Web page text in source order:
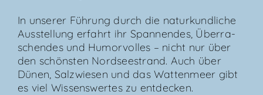
In unse­rer Füh­rung durch die natur­kund­li­che
Aus­stel­lung erfahrt ihr Span­nen­des, Über­ra­
schen­des und Humor­vol­les – nicht nur über
den schöns­ten Nord­see­strand. Auch über
Dünen, Salz­wie­sen und das Wat­ten­meer gibt
es viel Wis­sens­wer­tes zu entdecken.